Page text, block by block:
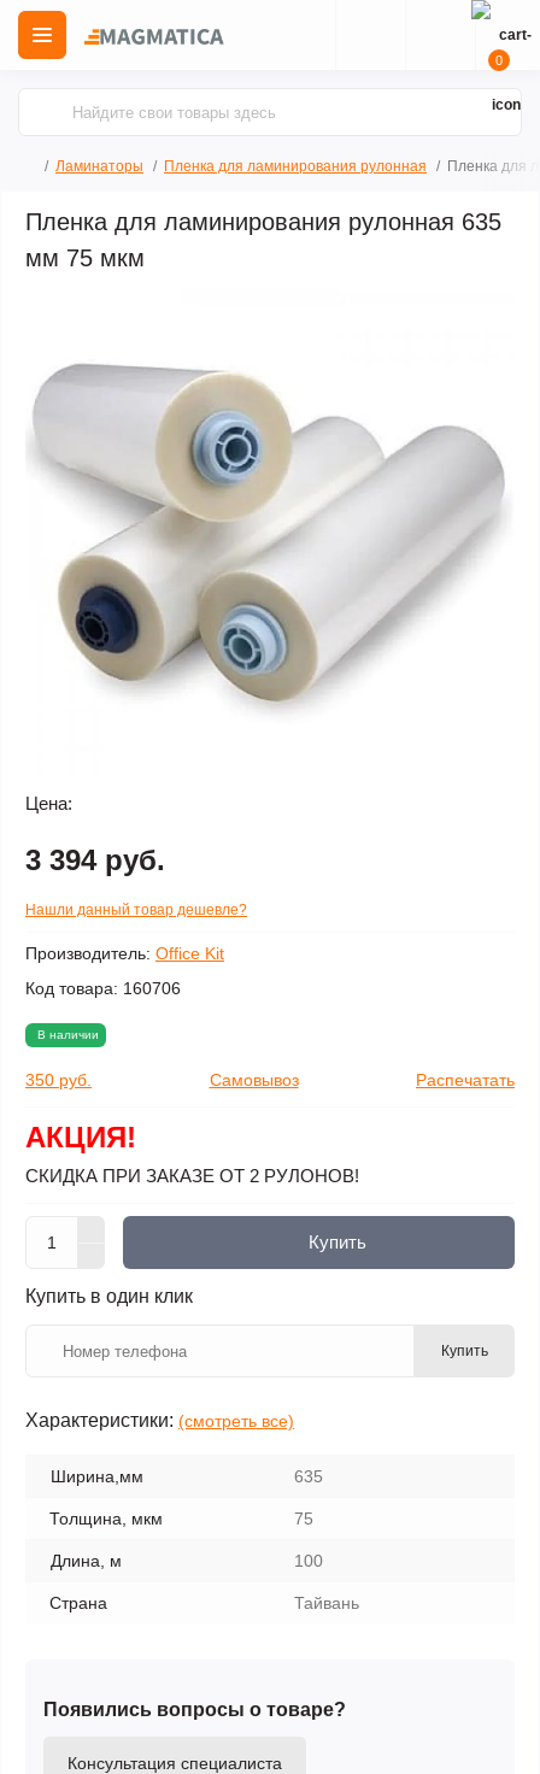
0
Ламинаторы Пленка для ламинирования рулонная Пленка для
Пленка для ламинирования рулонная 635
мм 75 мкм
Производитель: Office Kit
Код товара: 160706
В наличии
350 руб. Самовывоз Распечатать
Цена:
3 394 руб.
Нашли данный товар дешевле?
АКЦИЯ!
СКИДКА ПРИ ЗАКАЗЕ ОТ 2 РУЛОНОВ!
Купить
Купить в один клик
Купить
Характеристики: (смотреть все)
Ширина,мм 635
Толщина, мкм 75
Длина, м 100
Страна Тайвань
Появились вопросы о товаре?
Консультация специалиста